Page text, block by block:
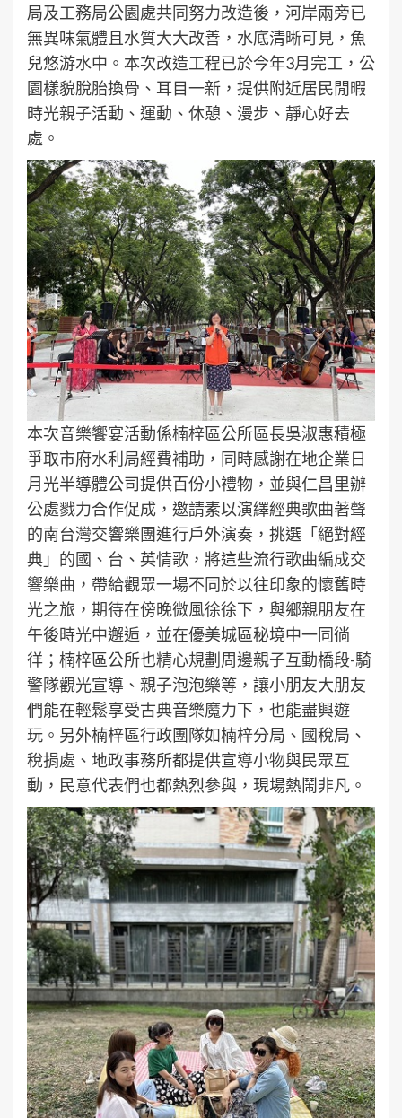
局及工務局公園處共同努力改造後，河岸兩旁已
無異味氣體且水質大大改善，水底清晰可見，魚
兒悠游水中。本次改造工程已於今年3月完工，公
園樣貌脫胎換骨、耳目一新，提供附近居民閒暇
時光親子活動、運動、休憩、漫步、靜心好去
處。
本次音樂饗宴活動係楠梓區公所區長吳淑惠積極
爭取市府水利局經費補助，同時感謝在地企業日
月光半導體公司提供百份小禮物，並與仁昌里辦
公處戮力合作促成，邀請素以演繹經典歌曲著聲
的南台灣交響樂團進行戶外演奏，挑選「絕對經
典」的國、台、英情歌，將這些流行歌曲編成交
響樂曲，帶給觀眾一場不同於以往印象的懷舊時
光之旅，期待在傍晚微風徐徐下，與鄉親朋友在
午後時光中邂逅，並在優美城區秘境中一同徜
徉；楠梓區公所也精心規劃周邊親子互動橋段-騎
警隊觀光宣導、親子泡泡樂等，讓小朋友大朋友
們能在輕鬆享受古典音樂魔力下，也能盡興遊
玩。另外楠梓區行政團隊如楠梓分局、國稅局、
稅捐處、地政事務所都提供宣導小物與民眾互
動，民意代表們也都熱烈參與，現場熱鬧非凡。